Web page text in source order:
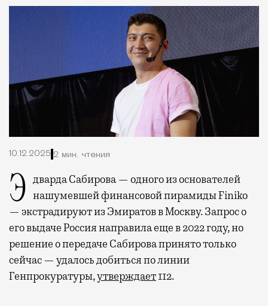
10.12.2025 2 мин. чтения
Эдварда Сабирова — одного из основателей нашумевшей финансовой пирамиды Finiko
— экстрадируют из Эмиратов в Москву. Запрос о
его выдаче Россия направила еще в 2022 году, но
решение о передаче Сабирова принято только
сейчас — удалось добиться по линии
Генпрокуратуры,утверждает112.